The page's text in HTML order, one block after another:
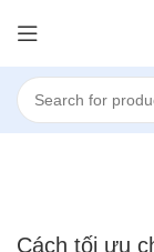
Cách tối ưu